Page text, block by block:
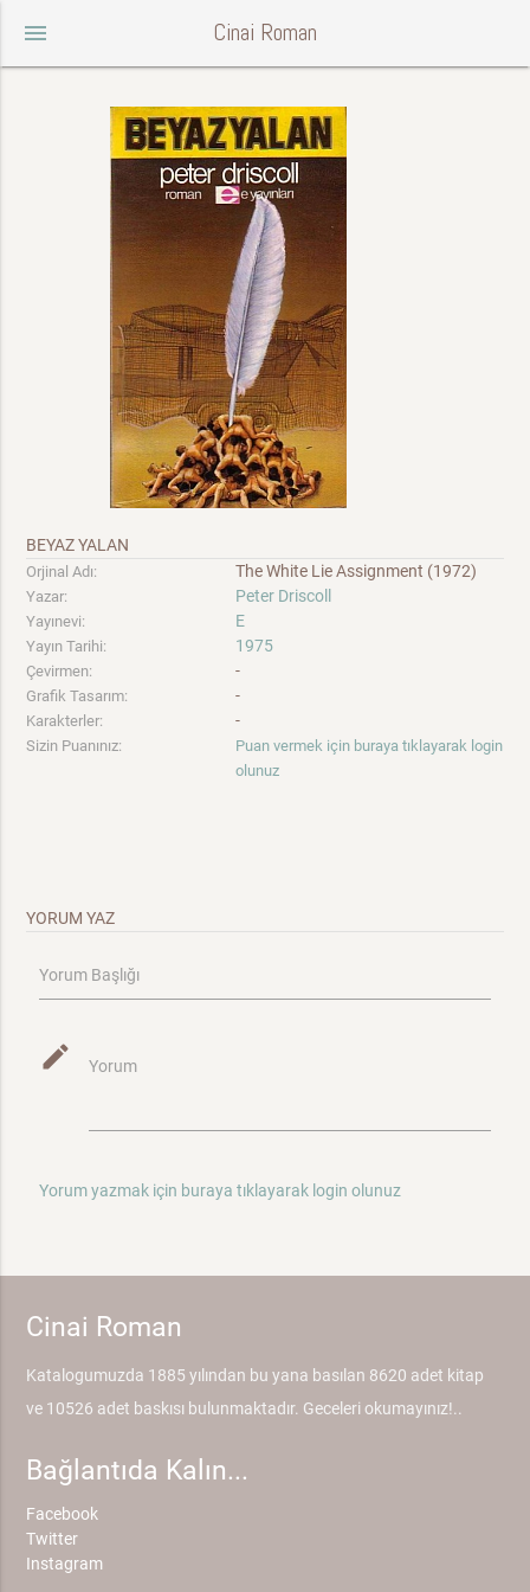
menu Cinai Roman
BEYAZ YALAN
Orjinal Adı: The White Lie Assignment (1972)
Yazar: Peter Driscoll
Yayınevi: E
Yayın Tarihi: 1975
Çevirmen: -
Grafik Tasarım: -
Karakterler: -
Sizin Puanınız:
Puan vermek için buraya tıklayarak login
olunuz
YORUM YAZ
Yorum Başlığı
mode_edit Yorum
Yorum yazmak için buraya tıklayarak login olunuz
Cinai Roman
Katalogumuzda 1885 yılından bu yana basılan 8620 adet kitap
ve 10526 adet baskısı bulunmaktadır. Geceleri okumayınız!..
Bağlantıda Kalın...
Facebook
Twitter
Instagram